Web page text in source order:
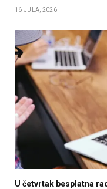
16 JULA, 2026
U četvrtak besplatna